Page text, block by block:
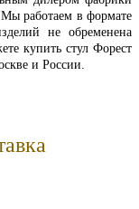
работаем в формате
не обременена
купить стул Форест
и России.